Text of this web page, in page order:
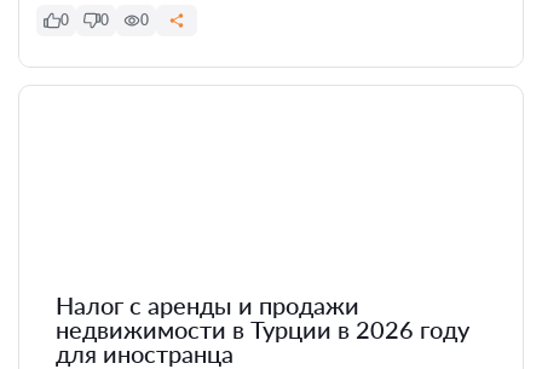
0 0 0
Налог с аренды и продажи
недвижимости в Турции в 2026 году
для иностранца